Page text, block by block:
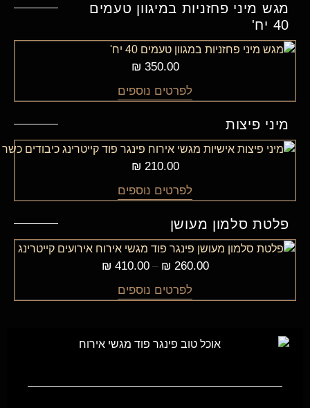
מגש מיני פחזניות במיגוון טעמים
40 יח'
₪ 350.00
לפרטים נוספים
מיני פיצות
₪ 210.00
לפרטים נוספים
פלטת סלמון מעושן
₪ 260.00
–
₪ 410.00
לפרטים נוספים